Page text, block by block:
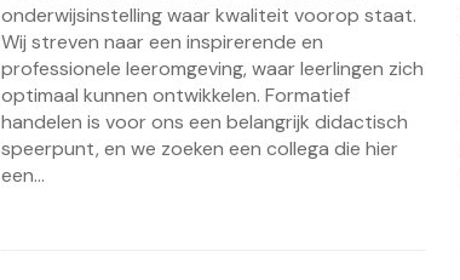
onderwijsinstelling waar kwaliteit voorop staat.
Wij streven naar een inspirerende en
professionele leeromgeving, waar leerlingen zich
optimaal kunnen ontwikkelen. Formatief
handelen is voor ons een belangrijk didactisch
speerpunt, en we zoeken een collega die hier
een...